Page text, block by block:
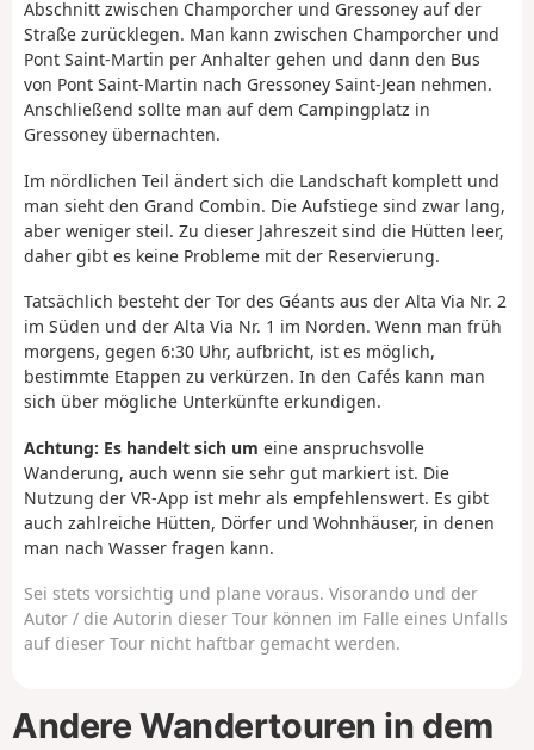
Abschnitt zwischen Champorcher und Gressoney auf der
Straße zurücklegen. Man kann zwischen Champorcher und
Pont Saint-Martin per Anhalter gehen und dann den Bus
von Pont Saint-Martin nach Gressoney Saint-Jean nehmen.
Anschließend sollte man auf dem Campingplatz in
Gressoney übernachten.
Im nördlichen Teil ändert sich die Landschaft komplett und
man sieht den Grand Combin. Die Aufstiege sind zwar lang,
aber weniger steil. Zu dieser Jahreszeit sind die Hütten leer,
daher gibt es keine Probleme mit der Reservierung.
Tatsächlich besteht der Tor des Géants aus der Alta Via Nr. 2
im Süden und der Alta Via Nr. 1 im Norden. Wenn man früh
morgens, gegen 6:30 Uhr, aufbricht, ist es möglich,
bestimmte Etappen zu verkürzen. In den Cafés kann man
sich über mögliche Unterkünfte erkundigen.
Achtung: Es handelt sich um eine anspruchsvolle
Wanderung, auch wenn sie sehr gut markiert ist. Die
Nutzung der VR-App ist mehr als empfehlenswert. Es gibt
auch zahlreiche Hütten, Dörfer und Wohnhäuser, in denen
man nach Wasser fragen kann.
Sei stets vorsichtig und plane voraus. Visorando und der
Autor / die Autorin dieser Tour können im Falle eines Unfalls
auf dieser Tour nicht haftbar gemacht werden.
Andere Wandertouren in dem